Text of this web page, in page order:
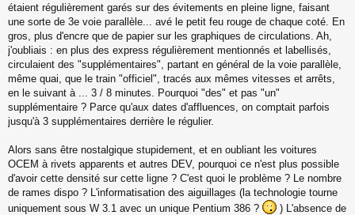
étaient régulièrement garés sur des évitements en pleine ligne, faisant
une sorte de 3e voie parallèle... avé le petit feu rouge de chaque coté. En
gros, plus d'encre que de papier sur les graphiques de circulations. Ah,
j'oubliais : en plus des express régulièrement mentionnés et labellisés,
circulaient des "supplémentaires", partant en général de la voie parallèle,
même quai, que le train "officiel", tracés aux mêmes vitesses et arrêts,
en le suivant à ... 3 / 8 minutes. Pourquoi "des" et pas "un"
supplémentaire ? Parce qu'aux dates d'affluences, on comptait parfois
jusqu'à 3 supplémentaires derrière le régulier.
Alors sans être nostalgique stupidement, et en oubliant les voitures
OCEM à rivets apparents et autres DEV, pourquoi ce n'est plus possible
d'avoir cette densité sur cette ligne ? C'est quoi le problème ? Le nombre
de rames dispo ? L'informatisation des aiguillages (la technologie tourne
uniquement sous W 3.1 avec un unique Pentium 386 ?
) L'absence de